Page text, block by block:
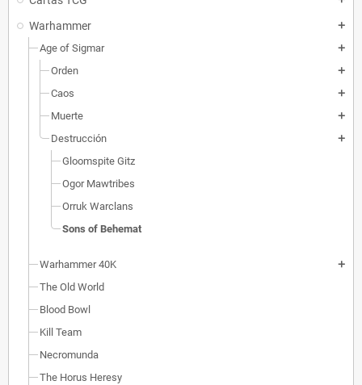
Warhammer add
Age of Sigmar add
Orden add
Caos add
Muerte add
Destrucción add
Gloomspite Gitz
Ogor Mawtribes
Orruk Warclans
Sons of Behemat
Warhammer 40K add
The Old World
Blood Bowl
Kill Team
Necromunda
The Horus Heresy